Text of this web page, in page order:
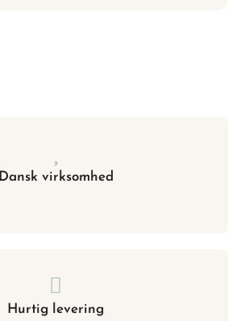
Dansk virksomhed
Hurtig levering